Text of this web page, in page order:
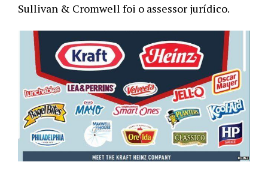
Sullivan & Cromwell foi o assessor jurídico.